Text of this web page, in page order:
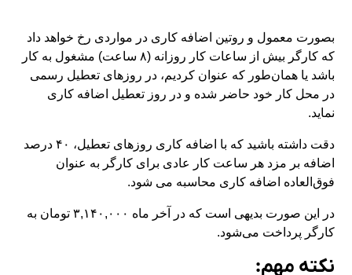
بصورت معمول و روتین اضافه کاری در مواردی رخ خواهد داد
که کارگر بیش از ساعات کار روزانه (۸ ساعت) مشغول به کار
باشد یا همان‌طور که عنوان کردیم، در روزهای تعطیل رسمی
در محل کار خود حاضر شده و در روز تعطیل اضافه کاری
نماید.
دقت داشته باشید که با اضافه کاری روزهای تعطیل، ۴۰ درصد
اضافه بر مزد هر ساعت کار عادی برای کارگر به عنوان
فوق‌العاده اضافه کاری محاسبه می شود.
در این صورت بدیهی است که در آخر ماه ۳,۱۴۰,۰۰۰ تومان به
کارگر پرداخت می‌شود.
نکته مهم: